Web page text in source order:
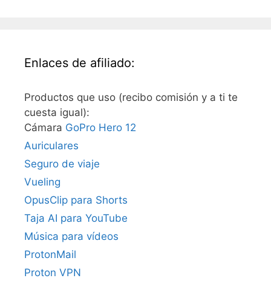
Enlaces de afiliado:
Productos que uso (recibo comisión y a ti te
cuesta igual):
Cámara GoPro Hero 12
Auriculares
Seguro de viaje
Vueling
OpusClip para Shorts
Taja AI para YouTube
Música para vídeos
ProtonMail
Proton VPN